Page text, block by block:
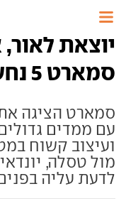
יוצאת
סמארט 5 נחשפה
עם ממדים
ועיצוב קשוח
מול טסלה,
לדעת עליה